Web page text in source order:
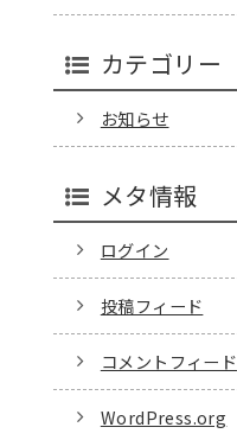
カテゴリー
お知らせ
メタ情報
ログイン
投稿フィード
コメントフィード
WordPress.org